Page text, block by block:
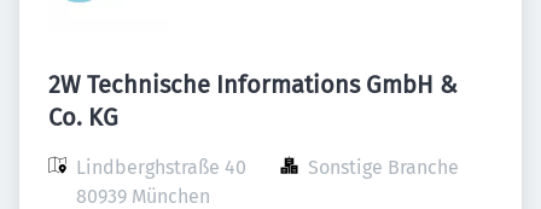
2W Technische Informations GmbH &
Co. KG
Lindberghstraße 40
80939 München
Sonstige Branche